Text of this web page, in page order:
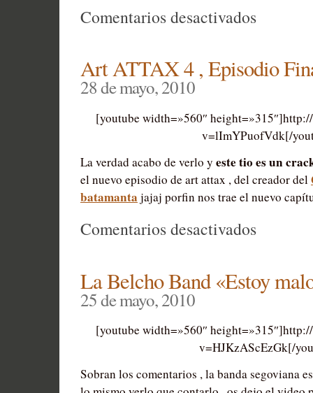
Comentarios desactivados
Comedy
Art ATTAX 4 , Episodio
28 de mayo, 2010
[youtube width=»560″
v=lImYPuofVdk[/
La verdad acabo de verlo y este tio es un
el nuevo episodio de art attax , del creador del
batamanta jajaj porfin nos trae el nuevo
Comentarios desactivados
4
Episodio
Final
La Belcho Band «Estoy
25 de mayo, 2010
[youtube width=»560″
v=HJKzAScEzGk[/
Sobran los comentarios , la banda segoviana